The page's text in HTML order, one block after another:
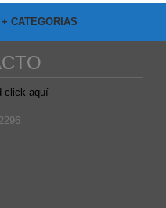
+ CATEGORIAS
click aquí